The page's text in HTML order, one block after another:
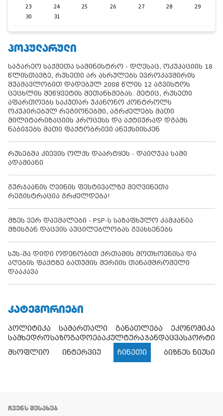
23
24 25 26 27 28
29
30
31
ᲞᲝᲞᲣᲚᲐᲠᲣᲚᲘ
საგარეო საქმეთა სამინისტრო - დღესაც, ოკუპაციის 18
წლისთავზე, რუსეთი არ ასრულებს ევროკავშირის
შუამავლობით დადებულ 2008 წლის 12 აგვისტოს
ცეცხლის შეწყვეტის შეთანხმებას. მეტიც, რუსეთი
აფართოებს საკუთარ უკანონო კონტროლს
ოკუპირებულ რეგიონებში, აგრძელებს მათი
მილიტარიზაციის პროცესს და აქტიურად დგამს
ნაბიჯებს მათი ფაქტობრივი ანექსიისკენ
რუსებმა კიევის ოლქს დაარტყეს - დაიღუპა სამი
ადამიანი
გურჯაანის ღვინის ფესტივალზე მეღვინეთა
რეგისტრაცია გრძელდება!
მზეს ვერ დაემალები - PSP-ს საზაფხულო კამპანია
მზისგან დაცვის აუცილებლობას გვახსენებს
სუს-მა დიდი ოდენობით ქრთამის მოთხოვნისა და
აღების ფაქტზე ბათუმის მერიის თანამშრომელი
დააკავა
ᲙᲐᲢᲔᲒᲝᲠᲘᲔᲑᲘ
პოლიტიკა სამართალი განათლება
ეკონომიკა
სამხედროსაზოგადოებაკულტურაჯანდაცვასპორტი
მსოფლიო
ინტერვიუ ჩინეთი ბიზნეს ნიუსი
ᲩᲕᲔᲜᲡ ᲨᲔᲡᲐᲮᲔᲑ